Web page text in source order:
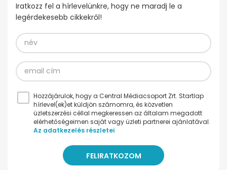
Iratkozz fel a hírlevelünkre, hogy ne maradj le a
legérdekesebb cikkekről!
Hozzájárulok, hogy a Central Médiacsoport Zrt. Startlap
hírlevel(ek)et küldjön számomra, és közvetlen
üzletszerzési céllal megkeressen az általam megadott
elérhetőségeimen saját vagy üzleti partnerei ajánlatával.
Az adatkezelés részletei